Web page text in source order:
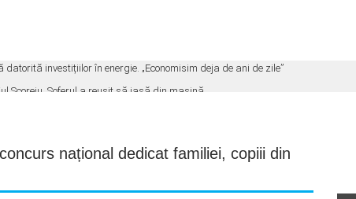
investițiilor în energie. „Economisim deja de ani de zile”
Scoreiu. Șoferul a reușit să iasă din mașină
la Făgăraș. Cvartetul NaunArt urcă pe scena Amfiteatrului de vară
concurs național dedicat familiei, copiii din